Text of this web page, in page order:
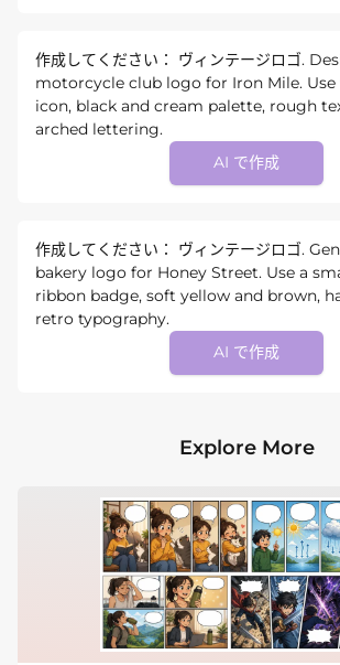
作成してください： ヴィンテージロゴ.
motorcycle club logo for Iron Mile.
icon, black and cream palette, rough
arched lettering.
AI で作成
作成してください： ヴィンテージロゴ.
bakery logo for Honey Street. Use a
ribbon badge, soft yellow and brown,
retro typography.
AI で作成
Explore More